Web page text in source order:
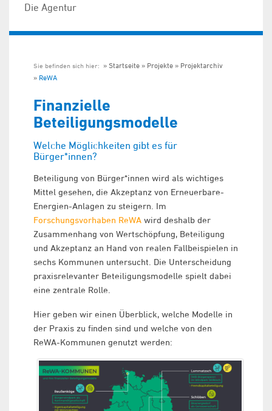
Die Agentur
Sie befinden sich hier: Startseite Projekte
Projektarchiv
ReWA
Finanzielle
Beteiligungsmodelle
Welche Möglichkeiten gibt es für
Bürger*innen?
Beteiligung von Bürger*innen wird als wichtiges
Mittel gesehen, die Akzeptanz von Erneuerbare-
Energien-Anlagen zu steigern. Im
Forschungsvorhaben ReWA wird deshalb der
Zusammenhang von Wertschöpfung, Beteiligung
und Akzeptanz an Hand von realen Fallbeispielen in
sechs Kommunen untersucht. Die Unterscheidung
praxisrelevanter Beteiligungsmodelle spielt dabei
eine zentrale Rolle.
Hier geben wir einen Überblick, welche Modelle in
der Praxis zu finden sind und welche von den
ReWA-Kommunen genutzt werden: